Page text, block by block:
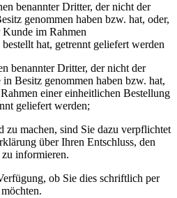
benannter Dritter, der nicht der
genommen haben bzw. hat, oder,
Kunde im Rahmen
hat, getrennt geliefert werden
benannter Dritter, der nicht der
Besitz genommen haben bzw. hat,
einer einheitlichen Bestellung
geliefert werden;
zu machen, sind Sie dazu verpflichtet
über Ihren Entschluss, den
informieren.
ob Sie dies schriftlich per